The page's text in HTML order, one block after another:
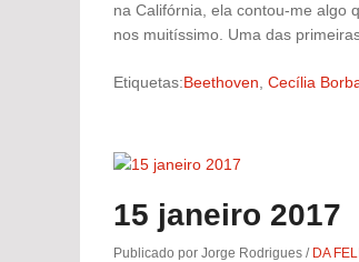
na Califórnia, ela contou-me algo
nos muitíssimo. Uma das
Etiquetas:Beethoven, Cecília
15 janeiro 2017
Publicado por Jorge Rodrigues / DA